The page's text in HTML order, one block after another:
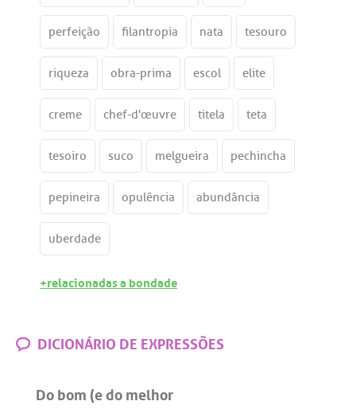
perfeição filantropia nata tesouro
riqueza obra-prima escol elite
creme chef-d'œuvre titela teta
tesoiro suco melgueira pechincha
pepineira opulência abundância
uberdade
+relacionadas a bondade
DICIONÁRIO DE EXPRESSÕES
Do bom (e do melhor